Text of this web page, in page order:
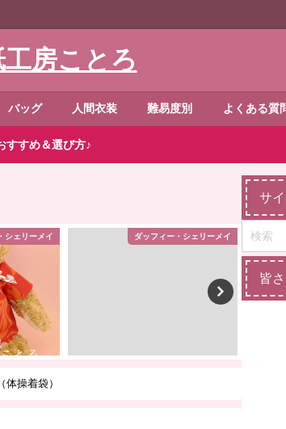
房ことろ
バッグ 人間衣装 難易度別 よくある質
すすめ＆選び方♪
シェリーメイ ダッフィー・シェリーメイ
操着袋）
サ
皆